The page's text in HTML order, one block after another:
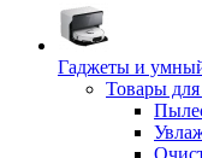
Гаджеты и
Товары